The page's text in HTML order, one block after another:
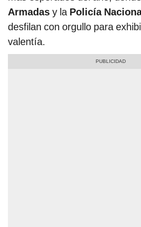
Armadas y la Policía
desfilan con orgullo para
valentía.